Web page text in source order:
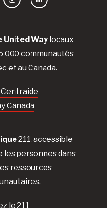
United Waylocaux
000 communautés
et au Canada.
Canada
211, accessible
les personnes dans
ressources
le 211
InstagramLinkedIn